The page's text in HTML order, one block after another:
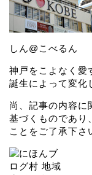
しん@こべるん
神戸をこよなく愛
誕生によって変化
尚、記事の内容に
基づくものであり
ことをご了承下さ